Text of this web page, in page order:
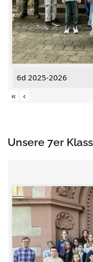
6d 2025-2026
«
‹
Unsere 7er